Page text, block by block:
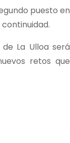
puesto en
La Ulloa será
retos que